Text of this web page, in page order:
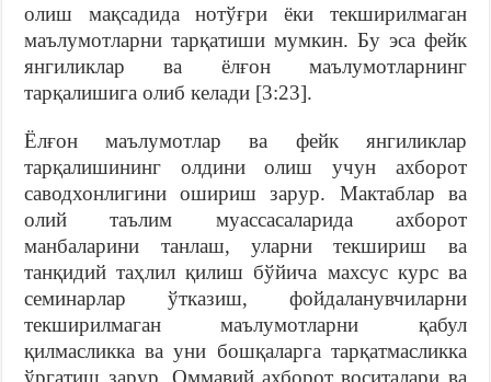
олиш мақсадида нотўғри ёки текширилмаган
маълумотларни тарқатиши мумкин. Бу эса фейк
янгиликлар ва ёлғон маълумотларнинг
тарқалишига олиб келади [3:23].
Ёлғон маълумотлар ва фейк янгиликлар
тарқалишининг олдини олиш учун ахборот
саводхонлигини ошириш зарур. Мактаблар ва
олий таълим муассасаларида ахборот
манбаларини танлаш, уларни текшириш ва
танқидий таҳлил қилиш бўйича махсус курс ва
семинарлар ўтказиш, фойдаланувчиларни
текширилмаган маълумотларни қабул
қилмасликка ва уни бошқаларга тарқатмасликка
ўргатиш зарур. Оммавий ахборот воситалари ва